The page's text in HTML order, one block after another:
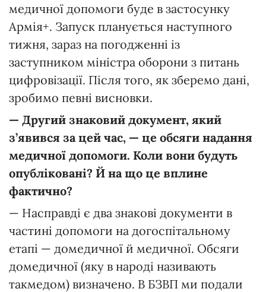
медичної допомоги буде в застосунку
Армія+. Запуск планується наступного
тижня, зараз на погодженні із
заступником міністра оборони з питань
цифровізації. Після того, як зберемо дані,
зробимо певні висновки.
— Другий знаковий документ, який
з’явився за цей час, — це обсяги надання
медичної допомоги. Коли вони будуть
опубліковані? Й на що це вплине
фактично?
— Насправді є два знакові документи в
частині допомоги на догоспітальному
етапі — домедичної й медичної. Обсяги
домедичної (яку в народі називають
такмедом) визначено. В БЗВП ми подали